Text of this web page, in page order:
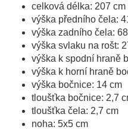
celková délka: 207 cm
výška předního čela:
výška zadního čela:
výška svlaku na rošt:
výška k spodní hraně
výška k horní hraně
výška bočnice: 14 cm
tloušťka bočnice: 2,7
tloušťka čela: 2,7 cm
noha: 5x5 cm